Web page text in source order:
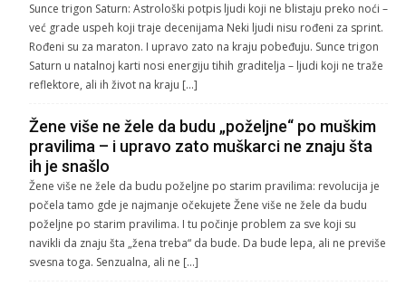
Sunce trigon Saturn: Astrološki potpis ljudi koji ne blistaju preko noći –
već grade uspeh koji traje decenijama Neki ljudi nisu rođeni za sprint.
Rođeni su za maraton. I upravo zato na kraju pobeđuju. Sunce trigon
Saturn u natalnoj karti nosi energiju tihih graditelja – ljudi koji ne traže
reflektore, ali ih život na kraju […]
Žene više ne žele da budu „poželjne“ po muškim
pravilima – i upravo zato muškarci ne znaju šta
ih je snašlo
Žene više ne žele da budu poželjne po starim pravilima: revolucija je
počela tamo gde je najmanje očekujete Žene više ne žele da budu
poželjne po starim pravilima. I tu počinje problem za sve koji su
navikli da znaju šta „žena treba“ da bude. Da bude lepa, ali ne previše
svesna toga. Senzualna, ali ne […]